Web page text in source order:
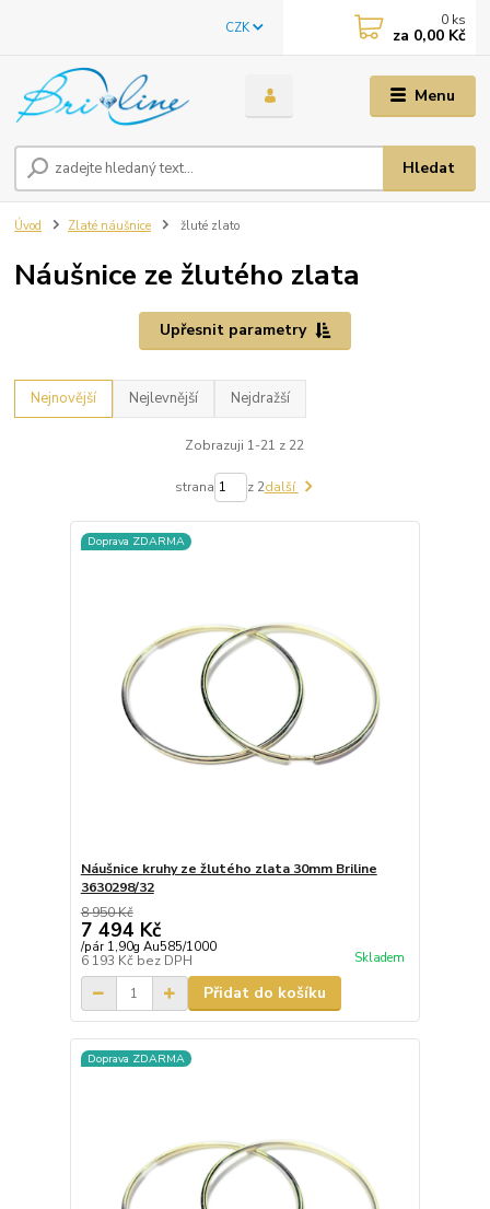
Menu
CZK
Hledat
0 ks
za 0,00 Kč
Úvod Zlaté náušnice žluté zlato
Náušnice ze žlutého zlata
Upřesnit parametry
Nejnovější Nejlevnější Nejdražší
Zobrazuji 1-21 z 22
strana z 2další
Doprava ZDARMA
Náušnice kruhy ze žlutého zlata 30mm Briline
3630298/32
8 950 Kč
7 494 Kč
/pár 1,90g Au585/1000
6 193 Kč bez DPH Skladem
Přidat do košíku
Doprava ZDARMA